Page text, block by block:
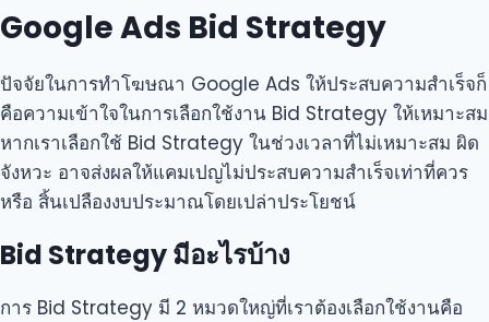
Google Ads Bid Strategy
ปัจจัยในการทำโฆษณา Google Ads ให้ประสบความสำเร็จก็
คือความเข้าใจในการเลือกใช้งาน Bid Strategy ให้เหมาะสม
หากเราเลือกใช้ Bid Strategy ในช่วงเวลาที่ไม่เหมาะสม ผิด
จังหวะ อาจส่งผลให้แคมเปญไม่ประสบความสำเร็จเท่าที่ควร
หรือ สิ้นเปลืองงบประมาณโดยเปล่าประโยชน์
Bid Strategy มีอะไรบ้าง
การ Bid Strategy มี 2 หมวดใหญ่ที่เราต้องเลือกใช้งานคือ